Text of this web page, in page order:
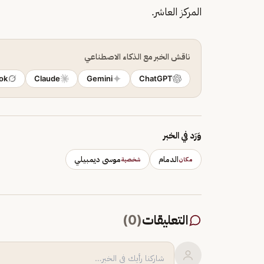
المركز العاشر.
ناقش الخبر مع الذكاء الاصطناعي
ChatGPT
Gemini
Claude
وَرَد في الخبر
مكانالدمام شخصيةموسى ديمبيلي
التعليقات(
0
)